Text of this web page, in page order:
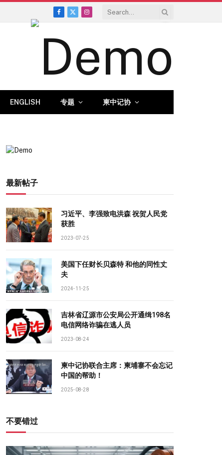
Facebook
X
Instagram
ENGLISH 专题 柬中记协
最新帖子
习近平、李强致电洪森 祝贺人民党
获胜
2023-07-25
美国下任财长贝森特 和他的同性丈
夫
2024-11-25
吉林省辽源市公安局公开通缉198名
电信网络诈骗在逃人员
2023-08-24
柬中记协联合主席：柬埔寨不会忘记
中国的帮助！
2025-08-28
不要错过